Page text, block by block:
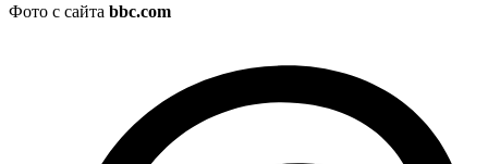
Фото с сайта bbc.com